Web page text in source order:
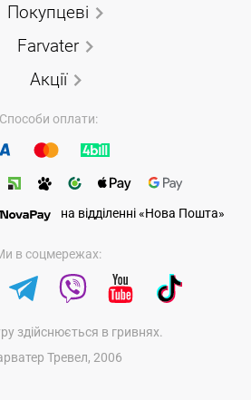
Покупцеві
Farvater
Акції
Способи оплати:
на відділенні «Нова Пошта»
в соцмережах:
здійснюється в гривнях.
Тревел, 2006